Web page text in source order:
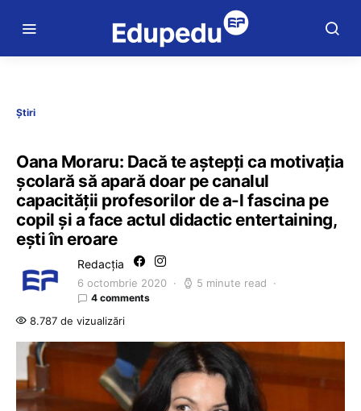
Știri
Oana Moraru: Dacă te aștepți ca motivația
școlară să apară doar pe canalul
capacității profesorilor de a-l fascina pe
copil și a face actul didactic entertaining,
ești în eroare
Redacția
6 octombrie 2020 5 minute read
4 comments
8.787 de vizualizări